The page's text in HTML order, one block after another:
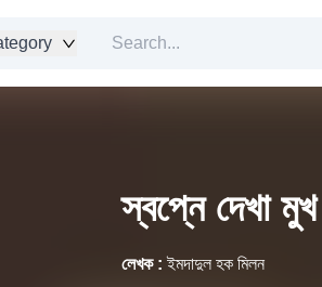
স্বপ্নে দেখা মুখ
লেখক : ইমদাদুল হক মিলন